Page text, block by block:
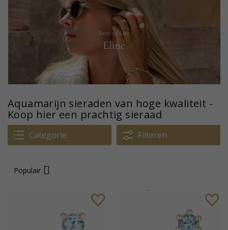
Aquamarijn sieraden van hoge kwaliteit -
Koop hier een prachtig sieraad
Categorie Filteren
Populair